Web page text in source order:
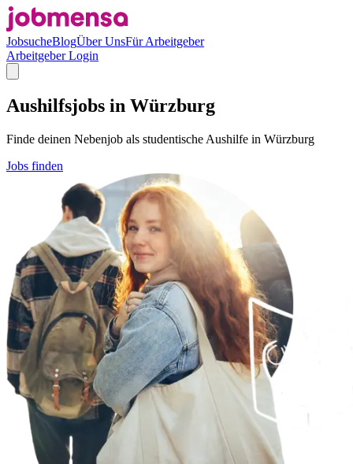
JobsucheBlogÜber UnsFür Arbeitgeber
Arbeitgeber Login
Aushilfsjobs in Würzburg
Finde deinen Nebenjob als studentische Aushilfe in Würzburg
Jobs finden